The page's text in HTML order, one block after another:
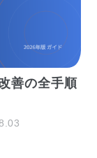
善の全手順